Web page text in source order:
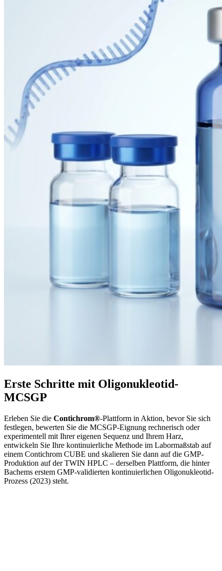
Erste Schritte mit Oligonukleotid-
MCSGP
Erleben Sie die Contichrom®-Plattform in Aktion, bevor Sie sich
festlegen, bewerten Sie die MCSGP-Eignung rechnerisch oder
experimentell mit Ihrer eigenen Sequenz und Ihrem Harz,
entwickeln Sie Ihre kontinuierliche Methode im Labormaßstab auf
einem Contichrom CUBE und skalieren Sie dann auf die GMP-
Produktion auf der TWIN HPLC – derselben Plattform, die hinter
Bachems erstem GMP-validierten kontinuierlichen Oligonukleotid-
Prozess (2023) steht.